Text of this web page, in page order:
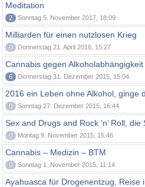
Meditation
2 Sonntag 5. November 2017, 18:09
Milliarden für einen nutzlosen Krieg
0 Donnerstag 21. April 2016, 15:27
Cannabis gegen Alkoholabhängigkeit
6 Donnerstag 31. Dezember 2015, 15:04
2016 ein Leben ohne Alkohol, ginge
0 Sonntag 27. Dezember 2015, 16:44
Sex and Drugs and Rock ’n’ Roll,
0 Montag 9. November 2015, 15:46
Cannabis – Medizin – BTM
0 Sonntag 1. November 2015, 11:14
Ayahuasca für Drogenentzug, Reise